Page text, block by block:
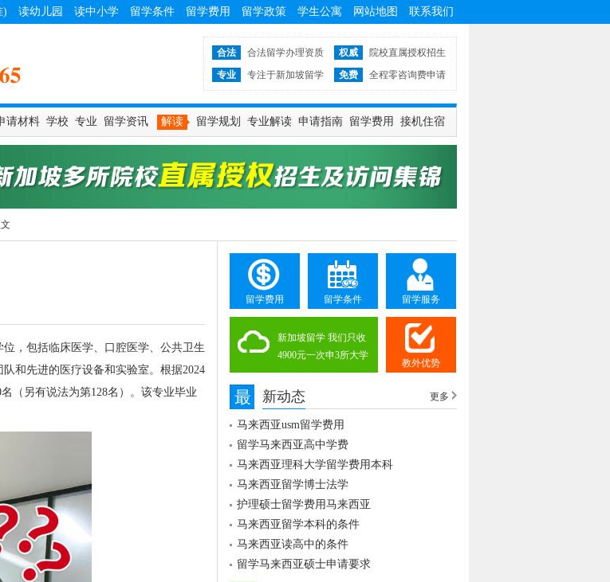
) 读幼儿园 读中小学 留学条件 留学费用 留学政策 学生公寓 网站地图 联系我们
合法 合法留学办理资质 权威
院校直属授权招生
专业
专注于新加坡留学 免费 全程零咨询费申请
请材料 学校 专业 留学资讯 解读 留学规划 专业解读 申请指南 留学费用 接机住宿
，包括临床医学、口腔医学、公共卫生
和先进的医疗设备和实验室。根据2024
（另有说法为第128名）。该专业毕业
留学费用 留学条件 留学服务
新加坡留学 我们只收
4900元一次申3所大学
教外优势
最 新动态 更多
马来西亚usm留学费用
留学马来西亚高中学费
马来西亚理科大学留学费用本科
马来西亚留学博士法学
护理硕士留学费用马来西亚
马来西亚留学本科的条件
马来西亚读高中的条件
留学马来西亚硕士申请要求